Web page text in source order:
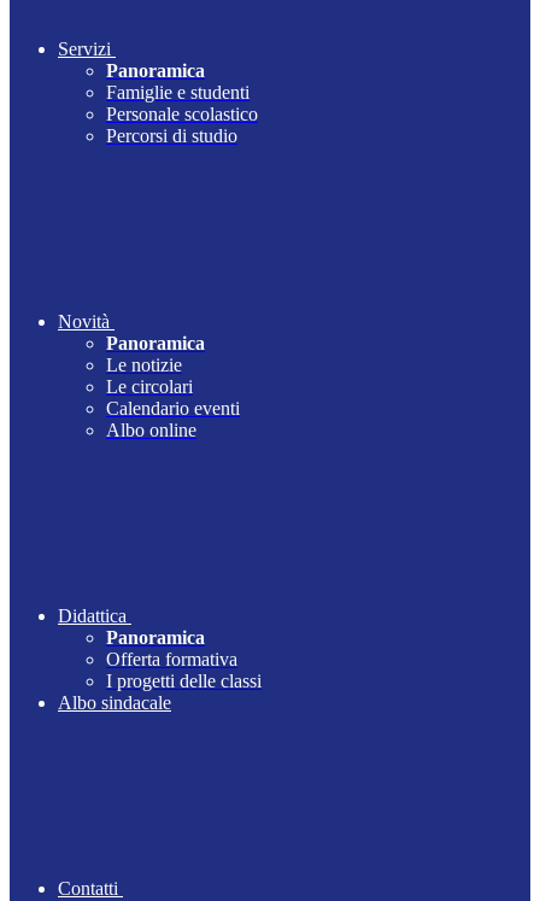
Servizi
Panoramica
Famiglie e studenti
Personale scolastico
Percorsi di studio
Novità
Panoramica
Le notizie
Le circolari
Calendario eventi
Albo online
Didattica
Panoramica
Offerta formativa
I progetti delle classi
Albo sindacale
Contatti